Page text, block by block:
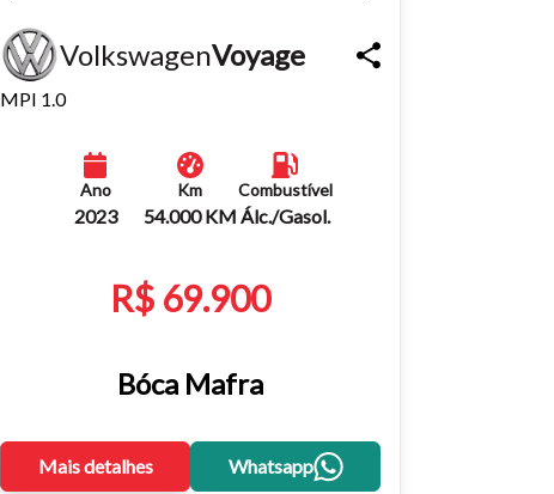
VolkswagenVoyage
MPI 1.0
Ano
2023
Km
54.000 KM
Combustível
Álc./Gasol.
R$ 69.900
Bóca Mafra
Mais detalhes Whatsapp